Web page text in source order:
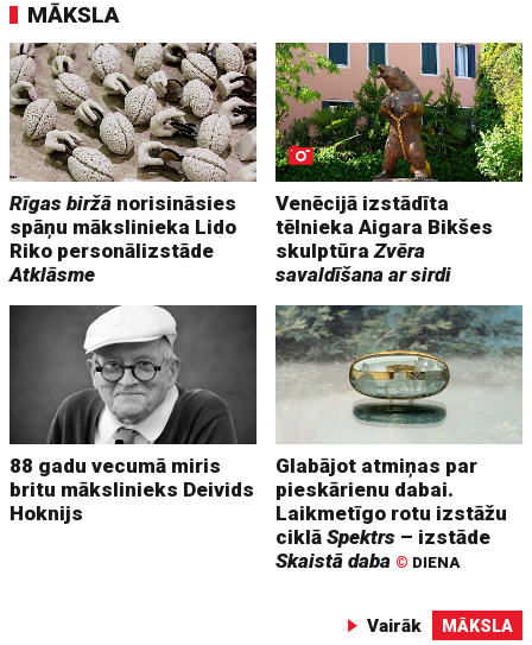
MĀKSLA
Rīgas biržā norisināsies
spāņu mākslinieka Lido
Riko personālizstāde
Atklāsme
Venēcijā izstādīta
tēlnieka Aigara Bikšes
skulptūraZvēra
savaldīšana ar sirdi
88 gadu vecumā miris
britu mākslinieks Deivids
Hoknijs
Glabājot atmiņas par
pieskārienu dabai.
Laikmetīgo rotu izstāžu
ciklāSpektrs – izstāde
Skaistā daba © DIENA
Vairāk MĀKSLA